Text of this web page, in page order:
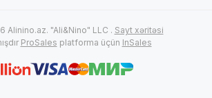
Alinino.az. "Ali&Nino" LLC . Sayt xəritəsi
ProSales platforma üçün InSales